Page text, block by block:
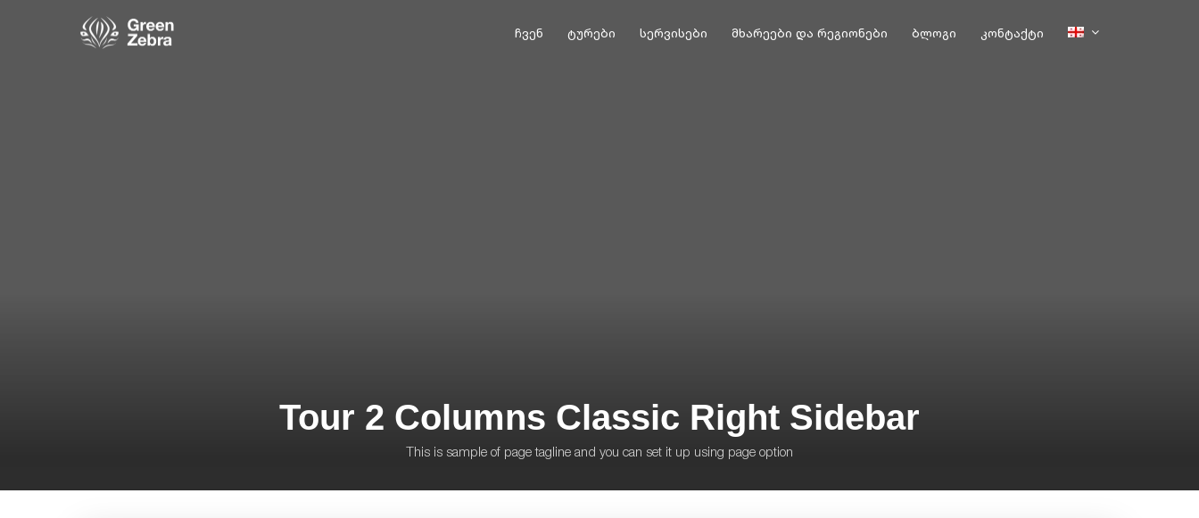
ჩვენ ტურები სერვისები მხარეები და რეგიონები ბლოგი კონტაქტი
Tour 2 Columns Classic Right Sidebar
This is sample of page tagline and you can set it up using page option